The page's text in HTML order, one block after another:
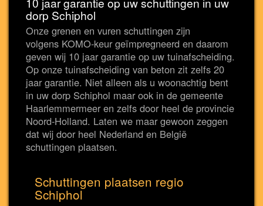
dorp Schiphol
Onze grenen en vuren schuttingen zijn
volgens KOMO-keur geïmpregneerd en daarom
geven wij 10 jaar garantie op uw tuinafscheiding.
Op onze tuinafscheiding van beton zit zelfs 20
jaar garantie. Niet alleen als u woonachtig bent
in uw dorp Schiphol maar ook in de gemeente
Haarlemmermeer en zelfs door heel de provincie
Noord-Holland. Laten we maar gewoon zeggen
dat wij door heel Nederland en België
schuttingen plaatsen.
Schuttingen plaatsen regio
Schiphol